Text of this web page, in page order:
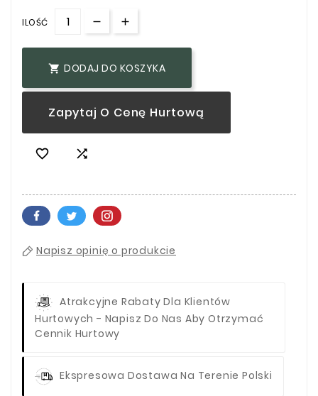
ILOŚĆ
 DODAJ DO KOSZYKA
Zapytaj O Cenę Hurtową
 
Napisz opinię o produkcie
Atrakcyjne Rabaty Dla Klientów
Hurtowych - Napisz Do Nas Aby Otrzymać
Cennik Hurtowy
Ekspresowa Dostawa Na Terenie Polski